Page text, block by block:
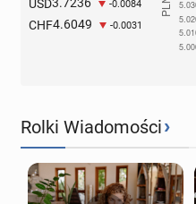
USD -0.0084
CHF4.6049 -0.0031
Rolki Wiadomości›